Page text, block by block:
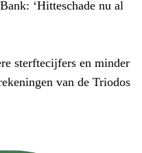
‘Hitteschade nu al
sterftecijfers en minder
van de Triodos